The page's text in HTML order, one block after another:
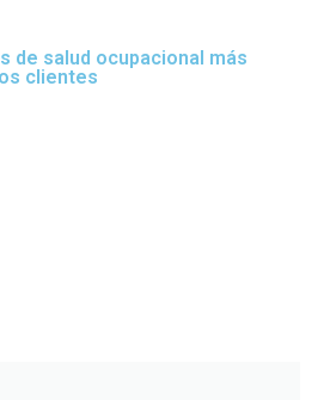
de salud ocupacional más
clientes